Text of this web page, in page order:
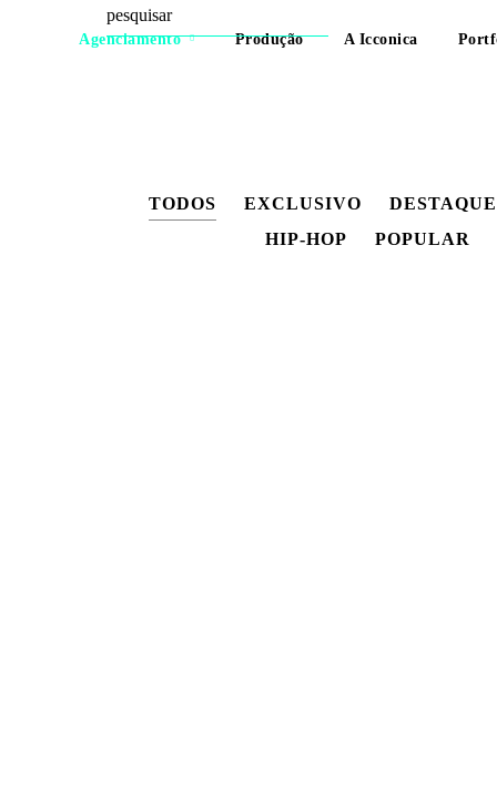
Agenciamento Produção A Icconica
TODOS EXCLUSIVO
HIP-HOP
POPULAR